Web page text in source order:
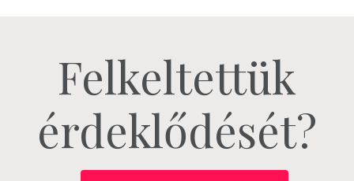
Felkeltettük
érdeklődését?